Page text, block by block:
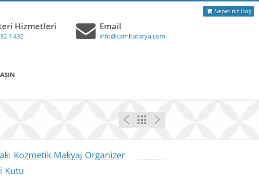
Sepetiniz Boş
Hizmetleri
1 432
Email
info@cambatarya.com
Kozmetik Makyaj Organizer
Kutu